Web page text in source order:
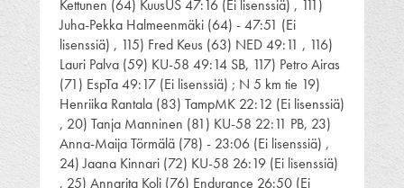
Kettunen (64) KuusUS 47:16 (Ei lisenssiä) , 111)
Juha-Pekka Halmeenmäki (64) - 47:51 (Ei
lisenssiä) , 115) Fred Keus (63) NED 49:11 , 116)
Lauri Palva (59) KU-58 49:14 SB, 117) Petro Airas
(71) EspTa 49:17 (Ei lisenssiä) ; N 5 km tie 19)
Henriika Rantala (83) TampMK 22:12 (Ei lisenssiä)
, 20) Tanja Manninen (81) KU-58 22:11 PB, 23)
Anna-Maija Törmälä (78) - 23:06 (Ei lisenssiä) ,
24) Jaana Kinnari (72) KU-58 26:19 (Ei lisenssiä)
, 25) Annarita Koli (76) Endurance 26:50 (Ei